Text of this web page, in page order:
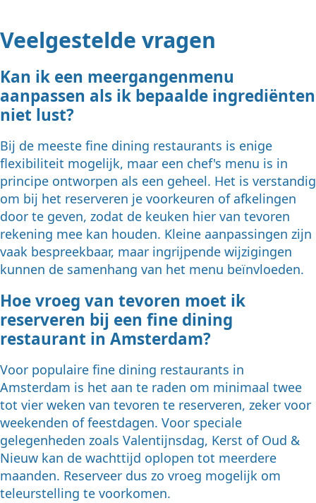
Veelgestelde vragen
Kan ik een meergangenmenu
aanpassen als ik bepaalde ingrediënten
niet lust?
Bij de meeste fine dining restaurants is enige
flexibiliteit mogelijk, maar een chef's menu is in
principe ontworpen als een geheel. Het is verstandig
om bij het reserveren je voorkeuren of afkelingen
door te geven, zodat de keuken hier van tevoren
rekening mee kan houden. Kleine aanpassingen zijn
vaak bespreekbaar, maar ingrijpende wijzigingen
kunnen de samenhang van het menu beïnvloeden.
Hoe vroeg van tevoren moet ik
reserveren bij een fine dining
restaurant in Amsterdam?
Voor populaire fine dining restaurants in
Amsterdam is het aan te raden om minimaal twee
tot vier weken van tevoren te reserveren, zeker voor
weekenden of feestdagen. Voor speciale
gelegenheden zoals Valentijnsdag, Kerst of Oud &
Nieuw kan de wachttijd oplopen tot meerdere
maanden. Reserveer dus zo vroeg mogelijk om
teleurstelling te voorkomen.